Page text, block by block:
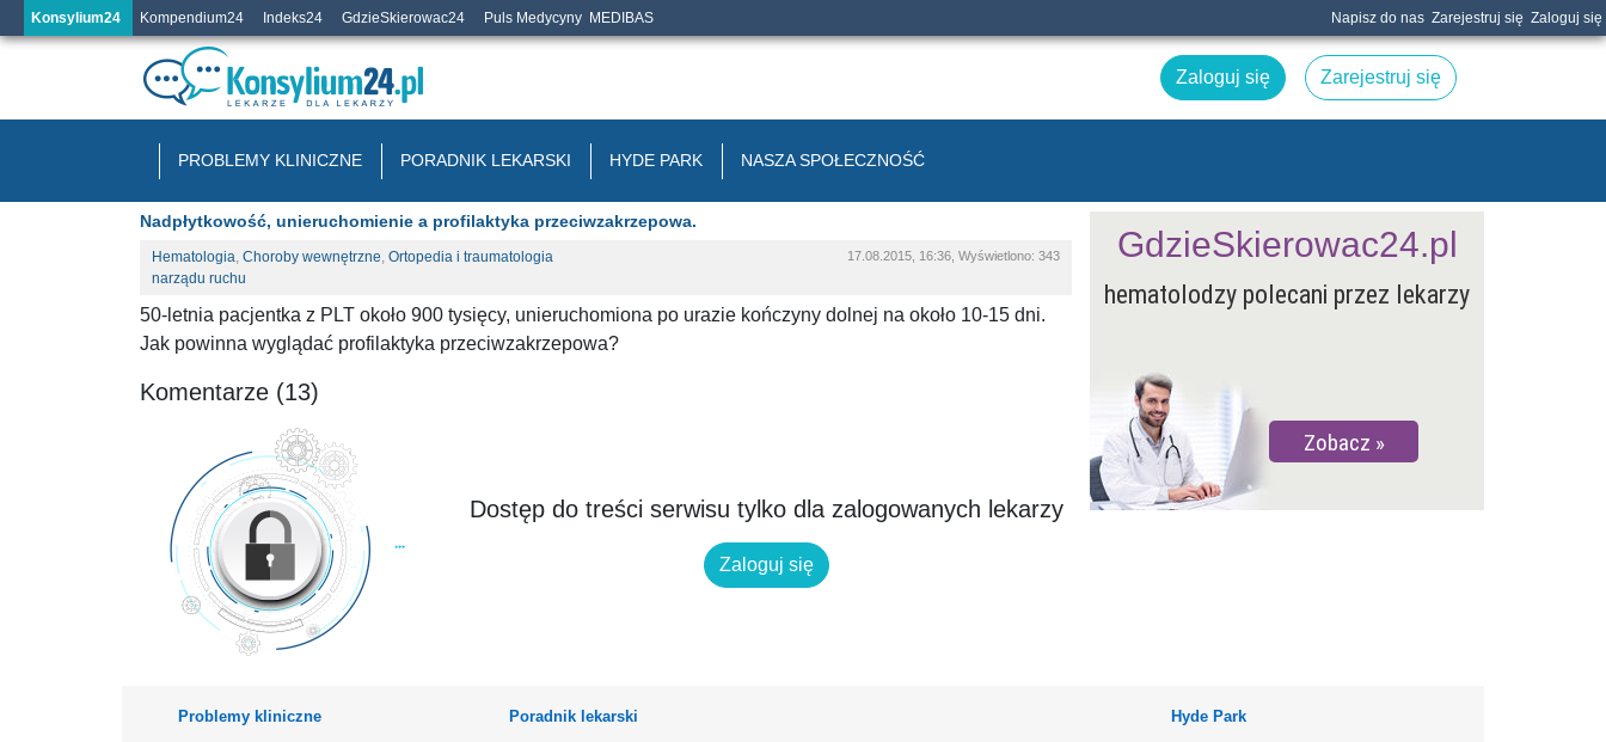
Konsylium24 Kompendium24 Indeks24 GdzieSkierowac24 Puls Medycyny MEDIBAS Napisz do nas Zarejestruj się Zaloguj się
Zaloguj się Zarejestruj się
PROBLEMY KLINICZNE PORADNIK LEKARSKI HYDE PARK NASZA SPOŁECZNOŚĆ
Nadpłytkowość, unieruchomienie a profilaktyka przeciwzakrzepowa.
Hematologia, Choroby wewnętrzne, Ortopedia i traumatologia
narządu ruchu
17.08.2015, 16:36, Wyświetlono: 343
50-letnia pacjentka z PLT około 900 tysięcy, unieruchomiona po urazie kończyny dolnej na około 10-15 dni.
Jak powinna wyglądać profilaktyka przeciwzakrzepowa?
Komentarze (13)
Dostęp do treści serwisu tylko dla zalogowanych lekarzy
Zaloguj się
hematolodzy polecani przez lekarzy
Zobacz
GdzieSkierowac24.pl
Problemy kliniczne Poradnik lekarski Hyde Park